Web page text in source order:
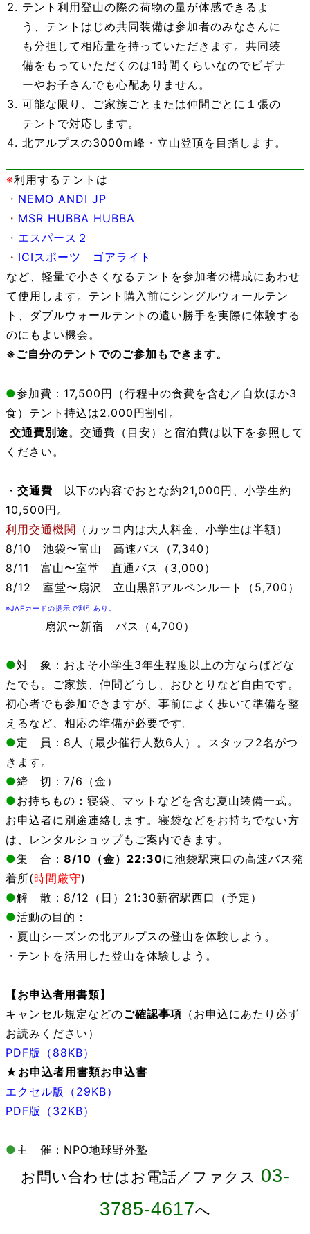
テント利用登山の際の荷物の量が体感できるよ
う、テントはじめ共同装備は参加者のみなさんに
も分担して相応量を持っていただきます。共同装
備をもっていただくのは1時間くらいなのでビギナ
ーやお子さんでも心配ありません。
可能な限り、ご家族ごとまたは仲間ごとに１張の
テントで対応します。
北アルプスの3000m峰・立山登頂を目指します。
※利用するテントは
・ NEMO ANDI JP
・ MSR HUBBA HUBBA
・ エスパース２
・ ICIスポーツ ゴアライト
など、軽量で小さくなるテントを参加者の構成にあわせ
て使用します。テント購入前にシングルウォールテン
ト、ダブルウォールテントの遣い勝手を実際に体験する
のにもよい機会。
※ご自分のテントでのご参加もできます。
●参加費：17,500円（行程中の食費を含む／自炊ほか3
食）テント持込は2.000円割引。
交通費別途。交通費（目安）と宿泊費は以下を参照して
ください。
・ 交通費 以下の内容でおとな約21,000円、小学生約
10,500円。
利用交通機関 （カッコ内は大人料金、小学生は半額）
8/10 池袋〜富山 高速バス（7,340）
8/11 富山〜室堂 直通バス（3,000）
8/12 室堂〜扇沢 立山黒部アルペンルート（5,700）
※JAFカードの提示で割引あり。
扇沢〜新宿 バス（4,700）
●対 象：およそ小学生3年生程度以上の方ならばどな
たでも。ご家族、仲間どうし、おひとりなど自由です。
初心者でも参加できますが、事前によく歩いて準備を整
えるなど、相応の準備が必要です。
●定 員：8人（最少催行人数6人）。スタッフ2名がつ
きます。
●締 切：7/6（金）
●お持ちもの：寝袋、マットなどを含む夏山装備一式。
お申込者に別途連絡します。 寝袋などをお持ちでない方
は、レンタルショップもご案内できます。
●集 合： 8/10（金）22:30に池袋駅東口の高速バス発
着所(時間厳守)
●解 散：8/12（日）21:30新宿駅西口（予定）
●活動の目的：
・夏山シーズンの北アルプスの登山を体験しよう。
・テントを活用した登山を体験しよう。
【お申込者用書類】
キャンセル規定などのご確認事項 （お申込にあたり必ず
お読みください）
PDF版（88KB）
★お申込者用書類お申込書
エクセル版（29KB）
PDF版（32KB）
●主 催：NPO地球野外塾
お問い合わせはお電話／ファクス 03-
3785-4617へ